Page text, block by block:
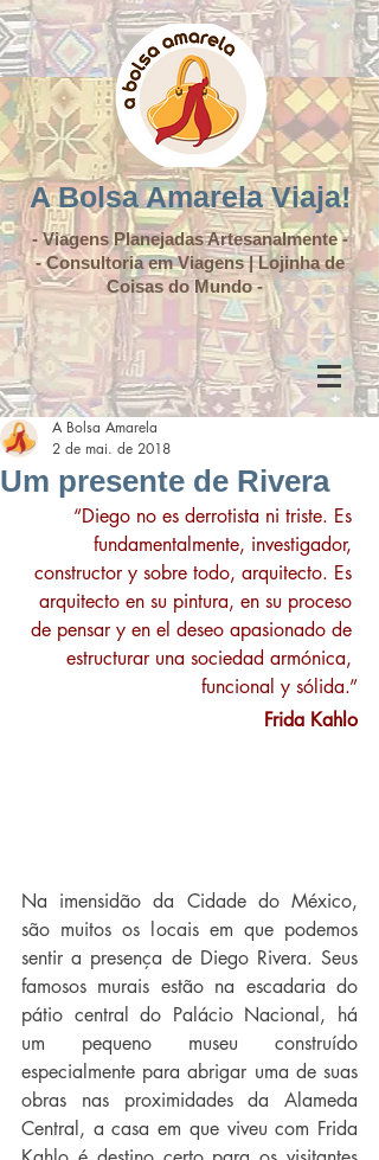
A Bolsa Amarela Viaja!
- Viagens Planejadas Artesanalmente -
- Consultoria em Viagens | Lojinha de
Coisas do Mundo -
Um presente de Rivera
A Bolsa Amarela
2 de mai. de 2018
“Diego no es derrotista ni triste. Es
fundamentalmente, investigador,
constructor y sobre todo, arquitecto. Es
arquitecto en su pintura, en su proceso
de pensar y en el deseo apasionado de
estructurar una sociedad armónica,
funcional y sólida.”
Frida Kahlo
Na imensidão da Cidade do México,
são muitos os locais em que podemos
sentir a presença de Diego Rivera. Seus
famosos murais estão na escadaria do
pátio central do Palácio Nacional, há
um pequeno museu construído
especialmente para abrigar uma de suas
obras nas proximidades da Alameda
Central, a casa em que viveu com Frida